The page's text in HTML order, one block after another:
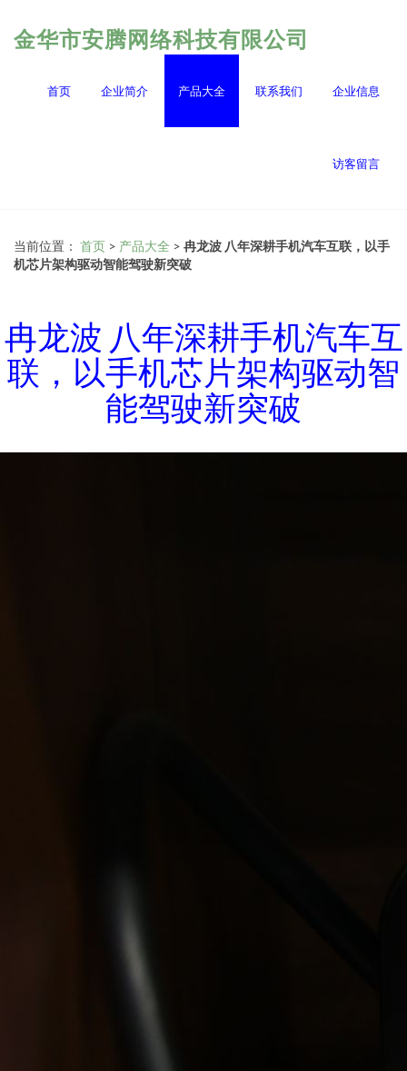
金华市安腾网络科技有限公司
首页 企业简介 产品大全 联系我们 企业信息
访客留言
当前位置： 首页 > 产品大全 > 冉龙波 八年深耕手机汽车互联，以手
机芯片架构驱动智能驾驶新突破
冉龙波 八年深耕手机汽车互
联，以手机芯片架构驱动智
能驾驶新突破